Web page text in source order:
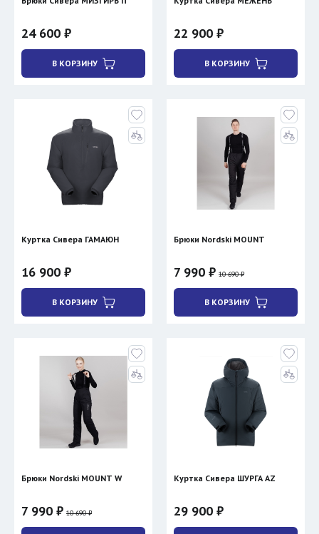
24 600 ₽
В КОРЗИНУ
22 900 ₽
В КОРЗИНУ
Куртка Сивера ГАМАЮН
16 900 ₽
В КОРЗИНУ
Брюки Nordski MOUNT
7 990 ₽ 10 690 ₽
В КОРЗИНУ
Брюки Nordski MOUNT W
7 990 ₽ 10 690 ₽
Куртка Сивера ШУРГА AZ
29 900 ₽